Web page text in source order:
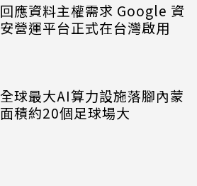
回應資料主權需求 Google 資
安營運平台正式在台灣啟用
全球最大AI算力設施落腳內蒙
面積約20個足球場大